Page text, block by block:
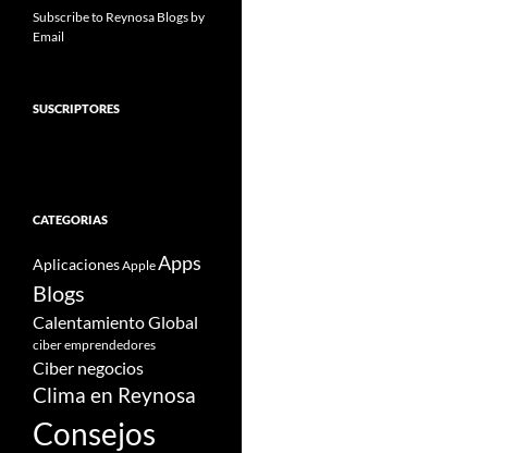
Subscribe to Reynosa Blogs by
Email
SUSCRIPTORES
CATEGORIAS
Aplicaciones AppleApps
Blogs
Calentamiento Global
ciber emprendedores
Ciber negocios
Clima en Reynosa
Consejos